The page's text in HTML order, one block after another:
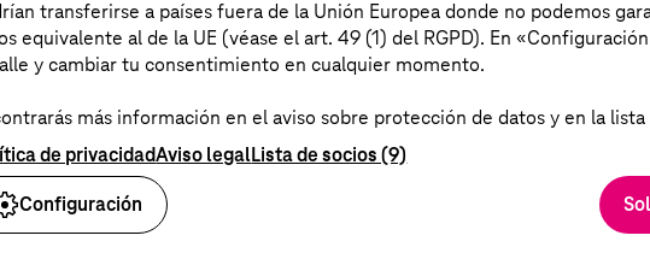
T-Systems@Vantage
transferirse a países fuera de la Unión Europea donde no podemos
equivalente al de la UE (véase el art. 49 (1) del RGPD). En
y cambiar tu consentimiento en cualquier momento.
más información en el aviso sobre protección de datos y en la lista
de privacidadAviso legalLista de socios (9)
Configuración